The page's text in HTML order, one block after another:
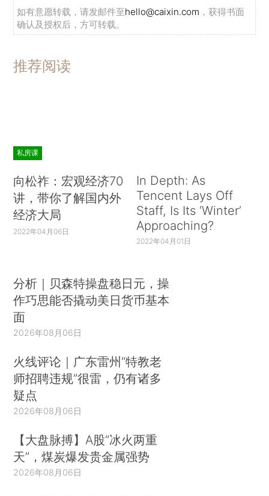
如有意愿转载，请发邮件至hello@caixin.com ，获得书面
确认及授权后，方可转载。
推荐阅读
私房课
向松祚：宏观经济70
讲，带你了解国内外
经济大局
2022年04月06日
In Depth: As
Tencent Lays Off
Staff, Is Its ‘Winter’
Approaching?
2022年04月01日
分析｜贝森特操盘稳日元，操
作巧思能否撬动美日货币基本
面
2026年08月06日
火线评论｜广东雷州“特教老
师招聘违规”很雷，仍有诸多
疑点
2026年08月06日
【大盘脉搏】A股“冰火两重
天”，煤炭爆发贵金属强势
2026年08月06日